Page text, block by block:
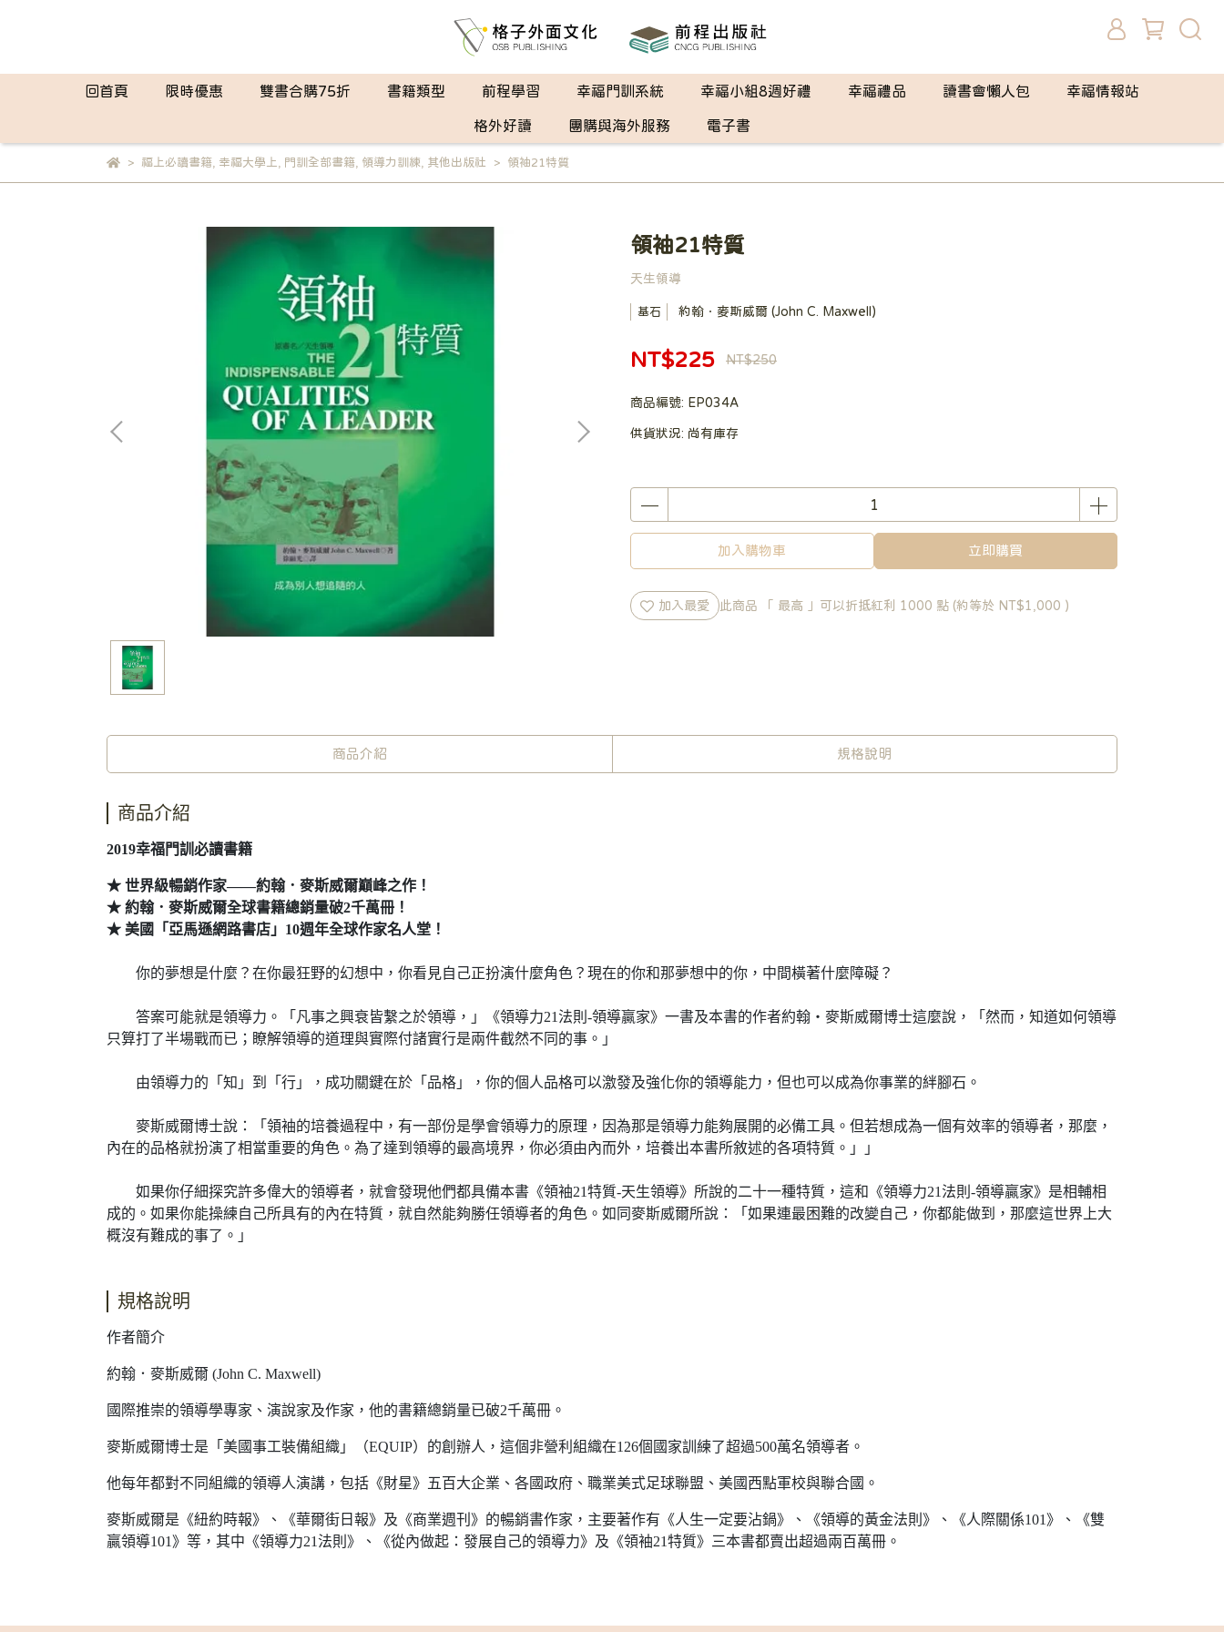
回首頁 限時優惠 雙書合購75折 書籍類型 前程學習 幸福門訓系統 幸福小組8週好禮 幸福禮品 讀書會懶人包 幸福情報站
格外好讀 團購與海外服務 電子書
福上必讀書籍, 幸福大學上 門訓全部書籍, 領導力訓練 其他出版社 領袖21特質
領袖21特質
天生領導
基石 約翰．麥斯威爾 (John C. Maxwell)
NT$225 NT$250
商品編號: EP034A
供貨狀況: 尚有庫存
加入購物車 立即購買
加入最愛 此商品 「 最高 」可以折抵紅利 1000 點 (約等於 NT$1,000 )
商品介紹 規格說明
商品介紹
2019幸福門訓必讀書籍
★ 世界級暢銷作家——約翰．麥斯威爾巔峰之作！
★ 約翰．麥斯威爾全球書籍總銷量破2千萬冊！
★ 美國「亞馬遜網路書店」10週年全球作家名人堂！
你的夢想是什麼？在你最狂野的幻想中，你看見自己正扮演什麼角色？現在的你和那夢想中的你，中間橫著什麼障礙？
答案可能就是領導力。「凡事之興衰皆繫之於領導，」《領導力21法則-領導贏家》一書及本書的作者約翰‧麥斯威爾博士這麼說，「然而，知道如何領導
只算打了半場戰而已；瞭解領導的道理與實際付諸實行是兩件截然不同的事。」
由領導力的「知」到「行」，成功關鍵在於「品格」，你的個人品格可以激發及強化你的領導能力，但也可以成為你事業的絆腳石。
麥斯威爾博士說：「領袖的培養過程中，有一部份是學會領導力的原理，因為那是領導力能夠展開的必備工具。但若想成為一個有效率的領導者，那麼，
內在的品格就扮演了相當重要的角色。為了達到領導的最高境界，你必須由內而外，培養出本書所敘述的各項特質。」」
如果你仔細探究許多偉大的領導者，就會發現他們都具備本書《領袖21特質-天生領導》所說的二十一種特質，這和《領導力21法則-領導贏家》是相輔相
成的。如果你能操練自己所具有的內在特質，就自然能夠勝任領導者的角色。如同麥斯威爾所說：「如果連最困難的改變自己，你都能做到，那麼這世界上大
概沒有難成的事了。」
規格說明
作者簡介
約翰．麥斯威爾 (John C. Maxwell)
國際推崇的領導學專家、演說家及作家，他的書籍總銷量已破2千萬冊。
麥斯威爾博士是「美國事工裝備組織」（EQUIP）的創辦人，這個非營利組織在126個國家訓練了超過500萬名領導者。
他每年都對不同組織的領導人演講，包括《財星》五百大企業、各國政府、職業美式足球聯盟、美國西點軍校與聯合國。
麥斯威爾是《紐約時報》、《華爾街日報》及《商業週刊》的暢銷書作家，主要著作有《人生一定要沾鍋》、《領導的黃金法則》、《人際關係101》、《雙
贏領導101》等，其中《領導力21法則》、《從內做起：發展自己的領導力》及《領袖21特質》三本書都賣出超過兩百萬冊。